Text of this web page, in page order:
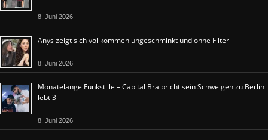
8. Juni 2026
Anys zeigt sich vollkommen ungeschminkt und ohne Filter
8. Juni 2026
Monatelange Funkstille – Capital Bra bricht sein Schweigen zu Berlin
lebt 3
8. Juni 2026